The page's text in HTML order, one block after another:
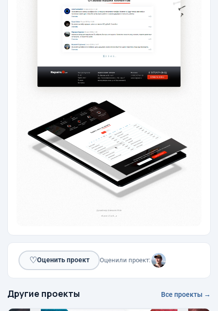
♡Оценить проект Оценили проект:
Другие проекты Все проекты →